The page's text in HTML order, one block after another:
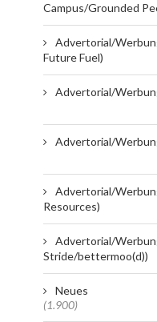
Campus/Grounded
Advertorial/
Future Fuel)
Advertorial/
Advertorial/
Advertorial/
Resources)
Advertorial/
Stride/bettermoo(d))
Neues
(1.900)